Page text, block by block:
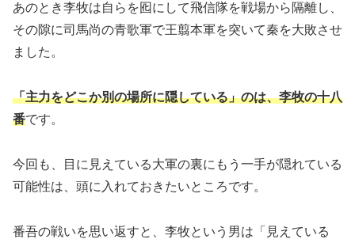
あのとき李牧は自らを囮にして飛信隊を戦場から隔離し、
その隙に司馬尚の青歌軍で王翦本軍を突いて秦を大敗させ
ました。
「主力をどこか別の場所に隠している」のは、李牧の十八
番です。
今回も、目に見えている大軍の裏にもう一手が隠れている
可能性は、頭に入れておきたいところです。
番吾の戦いを思い返すと、李牧という男は「見えている